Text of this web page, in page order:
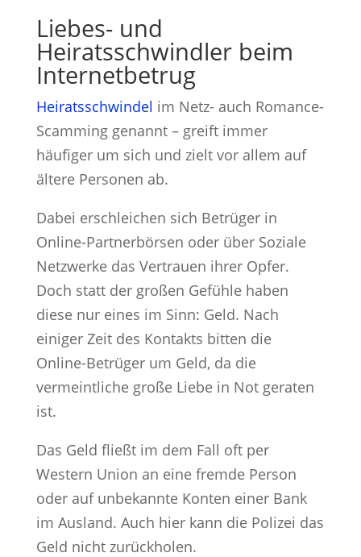
Liebes- und
Heiratsschwindler beim
Internetbetrug
Heiratsschwindel im Netz- auch Romance-
Scamming genannt – greift immer
häufiger um sich und zielt vor allem auf
ältere Personen ab.
Dabei erschleichen sich Betrüger in
Online-Partnerbörsen oder über Soziale
Netzwerke das Vertrauen ihrer Opfer.
Doch statt der großen Gefühle haben
diese nur eines im Sinn: Geld. Nach
einiger Zeit des Kontakts bitten die
Online-Betrüger um Geld, da die
vermeintliche große Liebe in Not geraten
ist.
Das Geld fließt im dem Fall oft per
Western Union an eine fremde Person
oder auf unbekannte Konten einer Bank
im Ausland. Auch hier kann die Polizei das
Geld nicht zurückholen.